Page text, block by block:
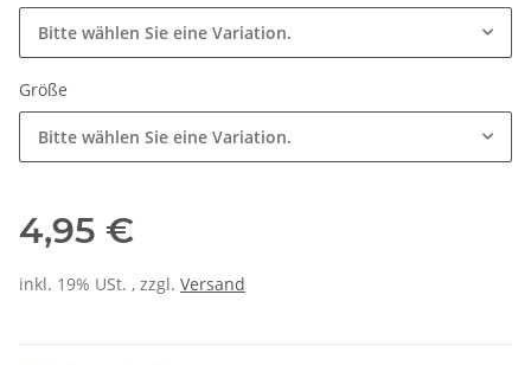
Bitte wählen Sie eine Variation.
Größe
Bitte wählen Sie eine Variation.
4,95 €
inkl. 19% USt. , zzgl. Versand